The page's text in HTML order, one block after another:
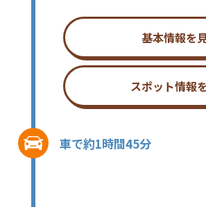
基本情報を
スポット情報
車で約1時間45分